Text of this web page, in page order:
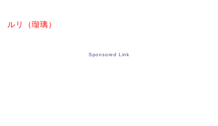
ルリ（瑠璃）
Sponsored Link